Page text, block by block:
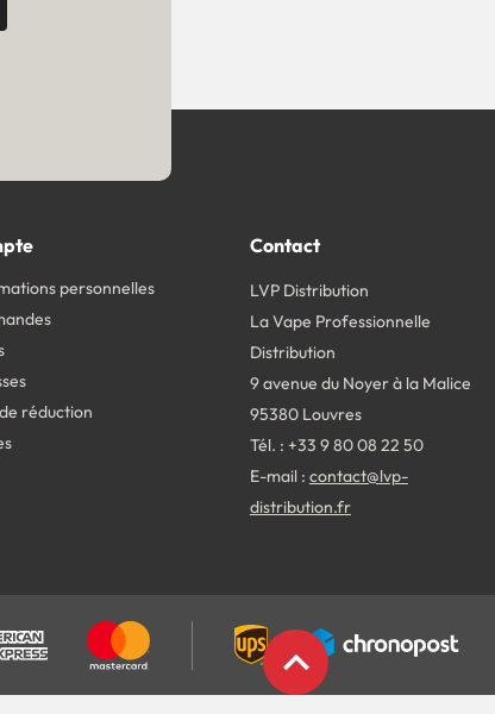
expand_less
personnelles
réduction
Contact
LVP Distribution
La Vape Professionnelle
Distribution
9 avenue du Noyer à la Malice
95380 Louvres
Tél. : +33 9 80 08 22 50
E-mail : contact@lvp-
distribution.fr